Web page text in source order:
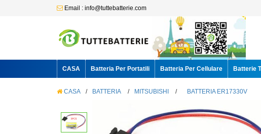
Email : info@tuttebatterie.com
CASA Batteria Per Portatili Batteria Per Cellulare Batterie
CASA / BATTERIA / MITSUBISHI / BATTERIA ER17330V